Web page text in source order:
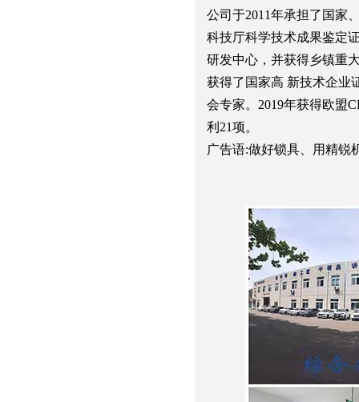
公司于2011年承担了国家
科技厅科学技术成果鉴定
研发中心，并获得乡镇重
获得了国家高 新技术企业
会专家。2019年获得欧盟
利21项。
广告语:做好锁具、用精锐